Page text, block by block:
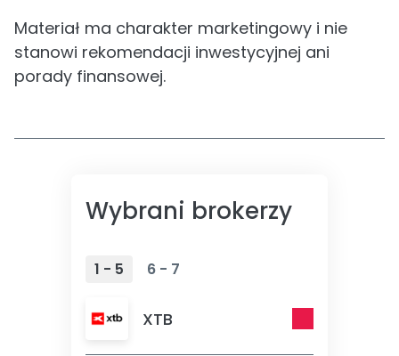
Materiał ma charakter marketingowy i nie
stanowi rekomendacji inwestycyjnej ani
porady finansowej.
Wybrani brokerzy
1 - 5 6 - 7
XTB